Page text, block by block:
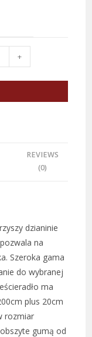
+
REVIEWS
(0)
dzianinie
na
Szeroka gama
do wybranej
ma
plus 20cm
rozmiar
gumą od